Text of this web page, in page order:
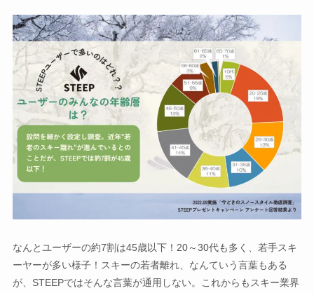
なんとユーザーの約7割は45歳以下！20～30代も多く、若手スキ
ーヤーが多い様子！スキーの若者離れ、なんていう言葉もある
が、STEEPではそんな言葉が通用しない。これからもスキー業界